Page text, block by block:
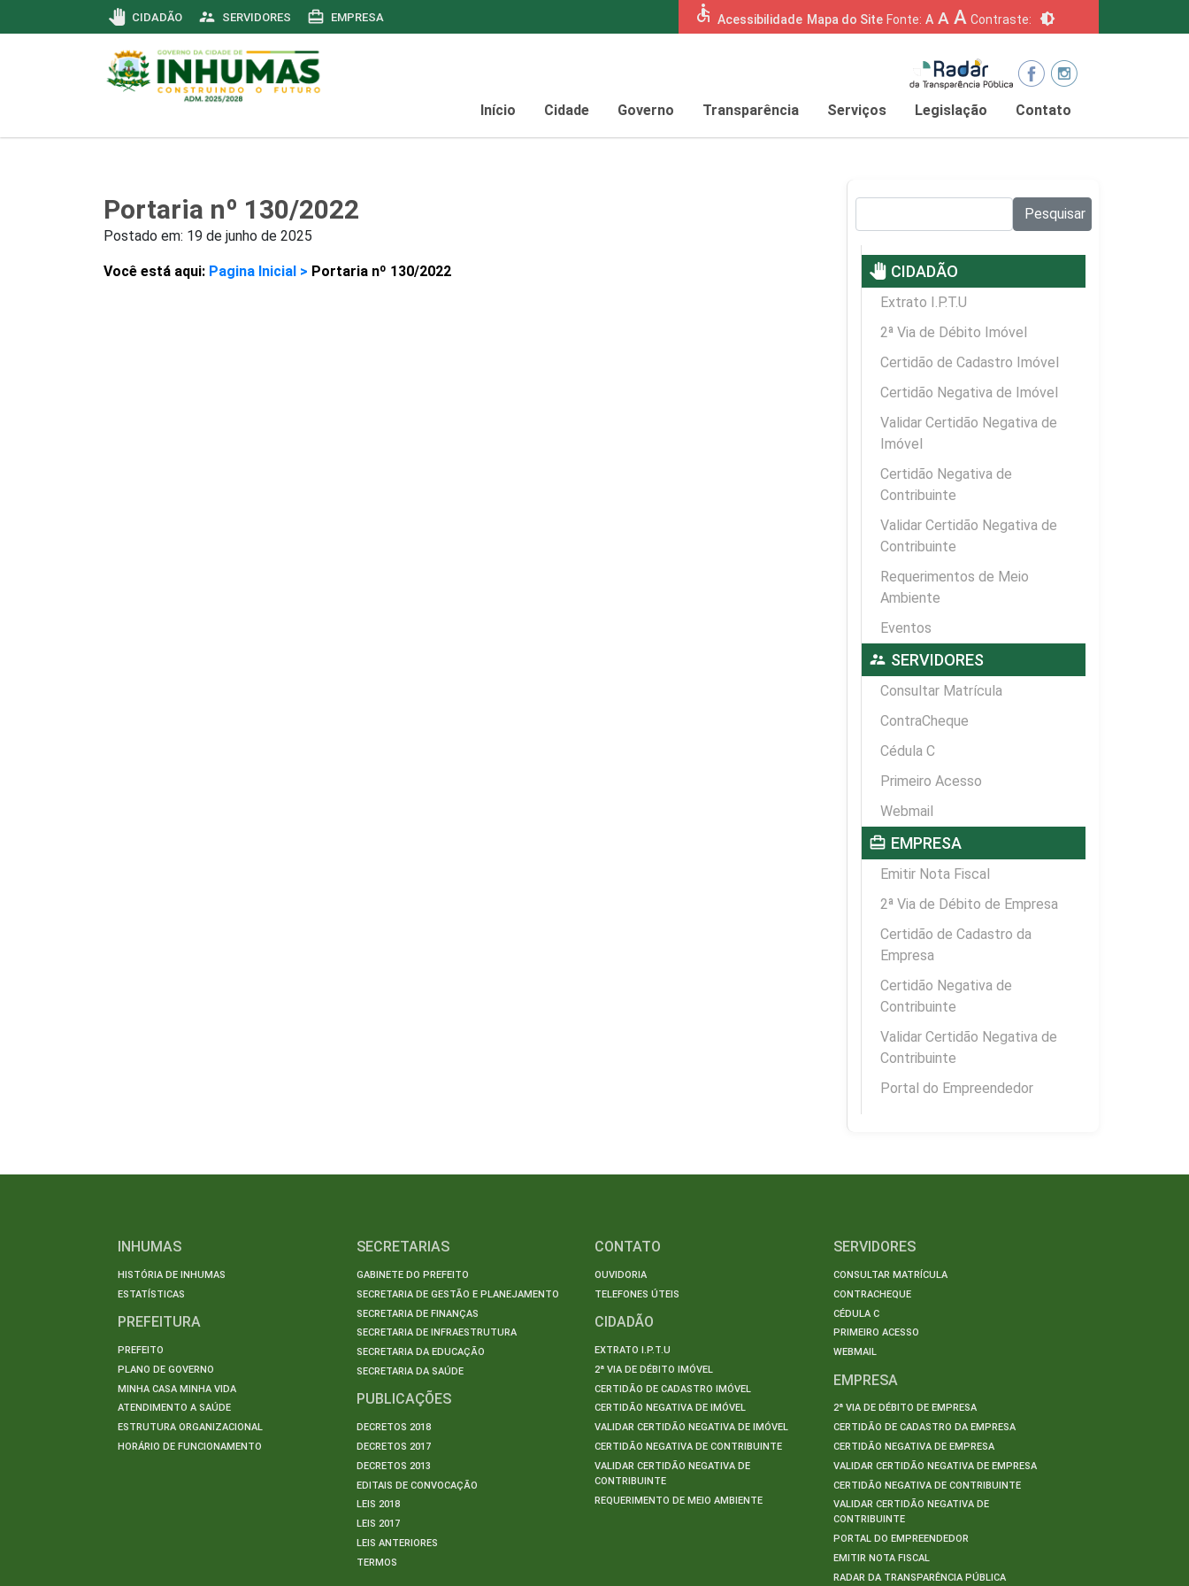
pan_tool CIDADÃO supervisor_account SERVIDORES card_travel EMPRESA accessible Acessibilidade Mapa do Site Fonte: A A A Contraste: brightness_6
Início Cidade Governo Transparência Serviços Legislação Contato
Portaria nº 130/2022
Postado em: 19 de junho de 2025
Você está aqui: Pagina Inicial > Portaria nº 130/2022
Pesquisar
pan_tool CIDADÃO
Extrato I.P.T.U
2ª Via de Débito Imóvel
Certidão de Cadastro Imóvel
Certidão Negativa de Imóvel
Validar Certidão Negativa de
Imóvel
Certidão Negativa de
Contribuinte
Validar Certidão Negativa de
Contribuinte
Requerimentos de Meio
Ambiente
Eventos
supervisor_account SERVIDORES
Consultar Matrícula
ContraCheque
Cédula C
Primeiro Acesso
Webmail
card_travel EMPRESA
Emitir Nota Fiscal
2ª Via de Débito de Empresa
Certidão de Cadastro da
Empresa
Certidão Negativa de
Contribuinte
Validar Certidão Negativa de
Contribuinte
Portal do Empreendedor
INHUMAS
HISTÓRIA DE INHUMAS
ESTATÍSTICAS
PREFEITURA
PREFEITO
PLANO DE GOVERNO
MINHA CASA MINHA VIDA
ATENDIMENTO A SAÚDE
ESTRUTURA ORGANIZACIONAL
HORÁRIO DE FUNCIONAMENTO
SECRETARIAS
GABINETE DO PREFEITO
SECRETARIA DE GESTÃO E PLANEJAMENTO
SECRETARIA DE FINANÇAS
SECRETARIA DE INFRAESTRUTURA
SECRETARIA DA EDUCAÇÃO
SECRETARIA DA SAÚDE
PUBLICAÇÕES
DECRETOS 2018
DECRETOS 2017
DECRETOS 2013
EDITAIS DE CONVOCAÇÃO
LEIS 2018
LEIS 2017
LEIS ANTERIORES
TERMOS
CONTATO
OUVIDORIA
TELEFONES ÚTEIS
CIDADÃO
EXTRATO I.P.T.U
2ª VIA DE DÉBITO IMÓVEL
CERTIDÃO DE CADASTRO IMÓVEL
CERTIDÃO NEGATIVA DE IMÓVEL
VALIDAR CERTIDÃO NEGATIVA DE IMÓVEL
CERTIDÃO NEGATIVA DE CONTRIBUINTE
VALIDAR CERTIDÃO NEGATIVA DE
CONTRIBUINTE
REQUERIMENTO DE MEIO AMBIENTE
SERVIDORES
CONSULTAR MATRÍCULA
CONTRACHEQUE
CÉDULA C
PRIMEIRO ACESSO
WEBMAIL
EMPRESA
2ª VIA DE DÉBITO DE EMPRESA
CERTIDÃO DE CADASTRO DA EMPRESA
CERTIDÃO NEGATIVA DE EMPRESA
VALIDAR CERTIDÃO NEGATIVA DE EMPRESA
CERTIDÃO NEGATIVA DE CONTRIBUINTE
VALIDAR CERTIDÃO NEGATIVA DE
CONTRIBUINTE
PORTAL DO EMPREENDEDOR
EMITIR NOTA FISCAL
RADAR DA TRANSPARÊNCIA PÚBLICA